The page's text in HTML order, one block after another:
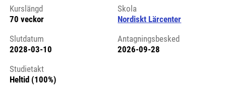
Kurslängd
70 veckor
Skola
Nordiskt Lärcenter
Slutdatum
2028-03-10
Antagningsbesked
2026-09-28
Studietakt
Heltid (100%)